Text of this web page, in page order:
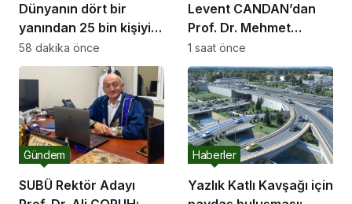
Dünyanın dört bir
yanından 25 bin kişiyi
ağırlayacak dev fuar
için geri sayım
58 dakika önce
Levent CANDAN’dan
Prof. Dr. Mehmet
SARIBIYIK’a vefa
ziyareti
1 saat önce
SUBÜ Rektör Adayı
Gündem
Yazlık Katlı Kavşağı için
Haberler